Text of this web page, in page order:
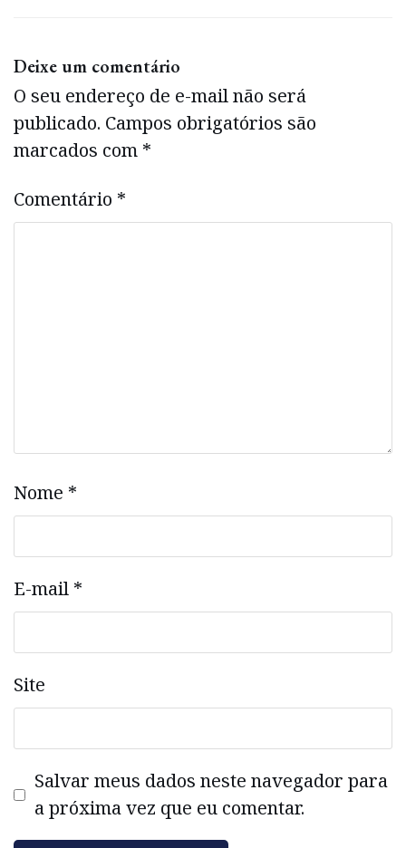
Deixe um comentário
O seu endereço de e-mail não será
publicado. Campos obrigatórios são
marcados com *
Comentário *
Nome *
E-mail *
Site
Salvar meus dados neste navegador para
a próxima vez que eu comentar.